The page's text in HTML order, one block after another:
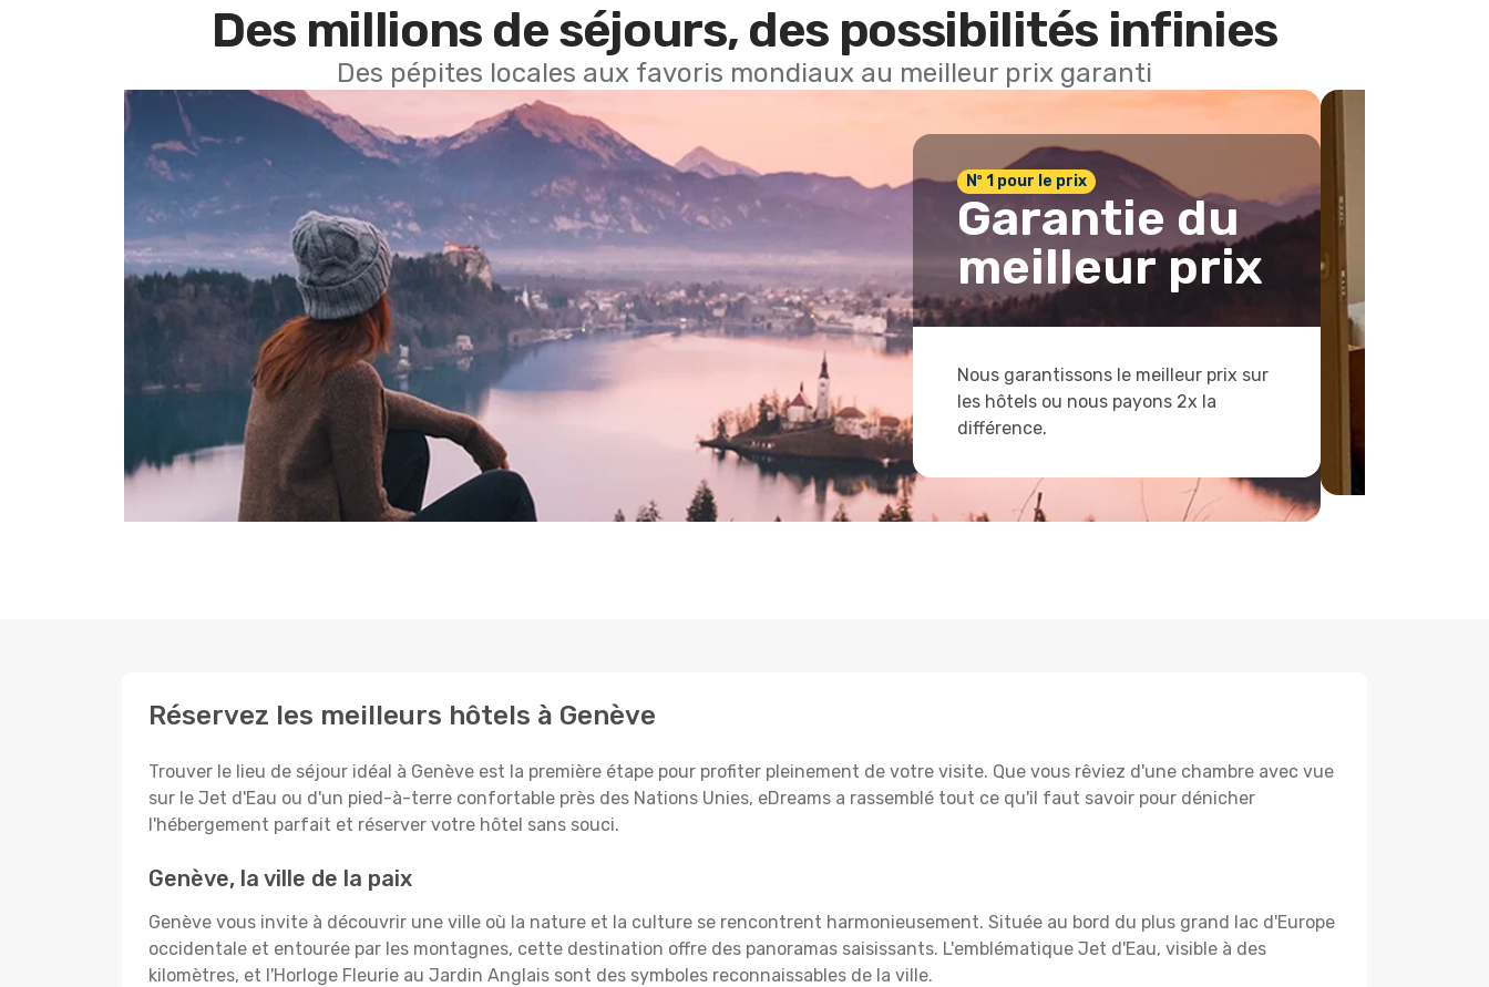
Des millions de séjours, des possibilités infinies
Des pépites locales aux favoris mondiaux au meilleur prix garanti
Nº 1 pour le prix
Garantie du
meilleur prix
Nous garantissons le meilleur prix sur
les hôtels ou nous payons 2x la
différence.
Réservez les meilleurs hôtels à Genève
Trouver le lieu de séjour idéal à Genève est la première étape pour profiter pleinement de votre visite. Que vous rêviez d'une chambre avec vue
sur le Jet d'Eau ou d'un pied-à-terre confortable près des Nations Unies, eDreams a rassemblé tout ce qu'il faut savoir pour dénicher
l'hébergement parfait et réserver votre hôtel sans souci.
Genève, la ville de la paix
Genève vous invite à découvrir une ville où la nature et la culture se rencontrent harmonieusement. Située au bord du plus grand lac d'Europe
occidentale et entourée par les montagnes, cette destination offre des panoramas saisissants. L'emblématique Jet d'Eau, visible à des
kilomètres, et l'Horloge Fleurie au Jardin Anglais sont des symboles reconnaissables de la ville.